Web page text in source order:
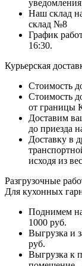
Наш склад
склад №8
График
16:30.
Курьерская
Стоимость
Стоимость
от границы
Доставим
до приезда
Доставку в
исходя из
Разгрузочные
Для кухонных
Поднимем на
1000 руб.
Выгрузка и
руб.
Выгрузка к